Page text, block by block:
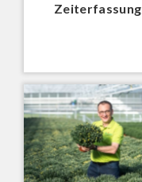
Zeiterfassung